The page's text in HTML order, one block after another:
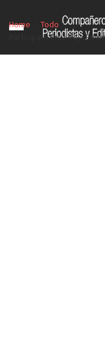
Home
Todo
Participará Cruz Roja